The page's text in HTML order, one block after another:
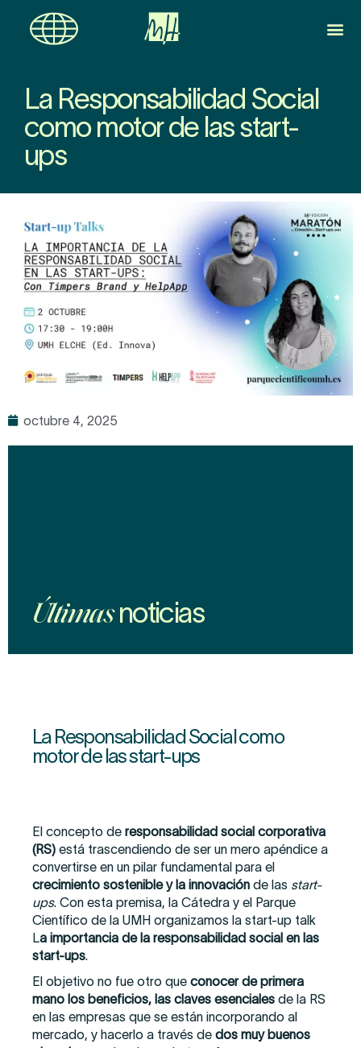
La Responsabilidad Social
como motor de las start-
ups
octubre 4, 2025
Últimasnoticias
La Responsabilidad Social como
motor de las start-ups
El concepto de responsabilidad social corporativa
(RS) está trascendiendo de ser un mero apéndice a
convertirse en un pilar fundamental para el
crecimiento sostenible y la innovación de las start-
ups. Con esta premisa, la Cátedra y el Parque
Científico de la UMH organizamos la start-up talk
La importancia de la responsabilidad social en las
start-ups.
El objetivo no fue otro que conocer de primera
mano los beneficios, las claves esenciales de la RS
en las empresas que se están incorporando al
mercado, y hacerlo a través de dos muy buenos